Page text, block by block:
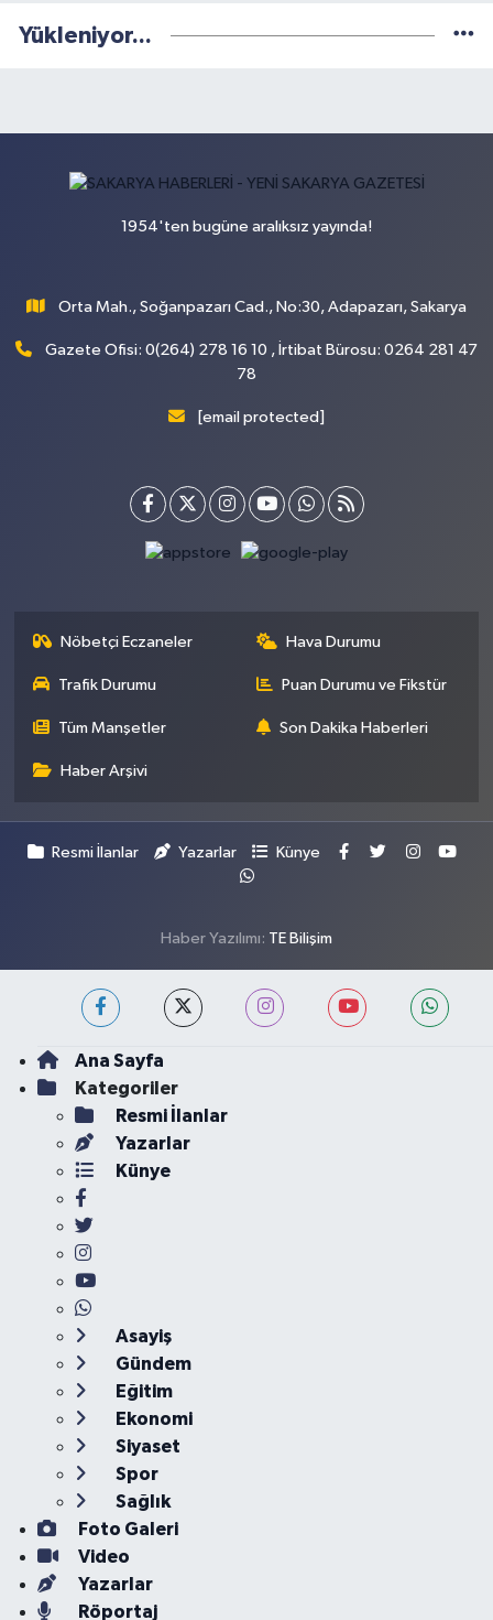
Yükleniyor...
1954'ten bugüne aralıksız yayında!
Orta Mah., Soğanpazarı Cad., No:30, Adapazarı, Sakarya
Gazete Ofisi: 0(264) 278 16 10 , İrtibat Bürosu: 0264 281 47
78
[email protected]
Nöbetçi Eczaneler Hava Durumu
Trafik Durumu Puan Durumu ve Fikstür
Tüm Manşetler Son Dakika Haberleri
Haber Arşivi
Resmi İlanlar Yazarlar Künye
Haber Yazılımı: TE Bilişim
Ana Sayfa
Kategoriler
Resmi İlanlar
Yazarlar
Künye
Asayiş
Gündem
Eğitim
Ekonomi
Siyaset
Spor
Sağlık
Foto Galeri
Video
Yazarlar
Röportaj